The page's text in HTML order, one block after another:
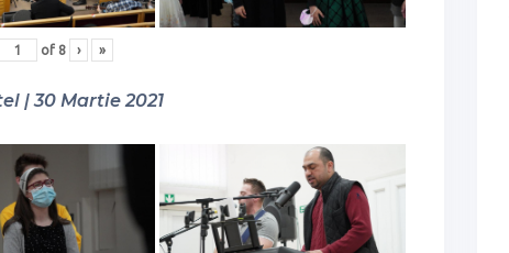
of 8 › »
| 30 Martie 2021